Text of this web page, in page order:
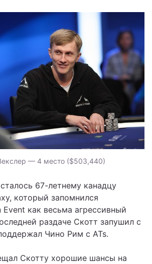
— 4 место ($503,440)
67-летнему канадцу
который запомнился
Event как весьма агрессивный
раздаче Скотт запушил с
Чино Рим с ATs.
Скотту хорошие шансы на